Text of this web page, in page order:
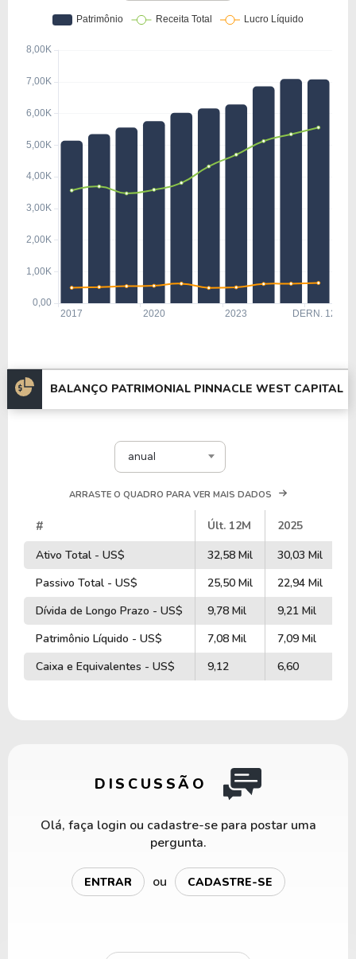
BALANÇO PATRIMONIAL PINNACLE WEST CAPITAL
anual
ARRASTE O QUADRO PARA VER MAIS DADOS
# Últ. 12M 2025
Ativo Total - US$
32,58 Mil 30,03 Mil
Passivo Total - US$
25,50 Mil 22,94 Mil
Dívida de Longo Prazo - US$
9,78 Mil 9,21 Mil
Patrimônio Líquido - US$
7,08 Mil 7,09 Mil
Caixa e Equivalentes - US$
9,12 6,60
DISCUSSÃO
Olá, faça login ou cadastre-se para postar uma
pergunta.
ENTRAR ou CADASTRE-SE